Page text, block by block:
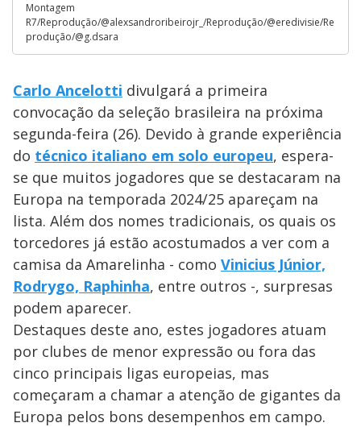
Montagem
R7/Reprodução/@alexsandroribeirojr_/Reprodução/@eredivisie/Re
produção/@g.dsara
Carlo Ancelotti divulgará a primeira
convocação da seleção brasileira na próxima
segunda-feira (26). Devido à grande experiência
do técnico italiano em solo europeu, espera-
se que muitos jogadores que se destacaram na
Europa na temporada 2024/25 apareçam na
lista. Além dos nomes tradicionais, os quais os
torcedores já estão acostumados a ver com a
camisa da Amarelinha - como Vinicius Júnior,
Rodrygo, Raphinha, entre outros -, surpresas
podem aparecer.
Destaques deste ano, estes jogadores atuam
por clubes de menor expressão ou fora das
cinco principais ligas europeias, mas
começaram a chamar a atenção de gigantes da
Europa pelos bons desempenhos em campo.